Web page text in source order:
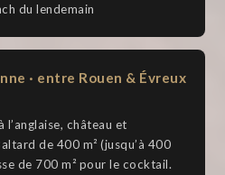
du lendemain
· entre Rouen & Évreux
l’anglaise, château et
de 400 m² (jusqu’à 400
de 700 m² pour le cocktail.